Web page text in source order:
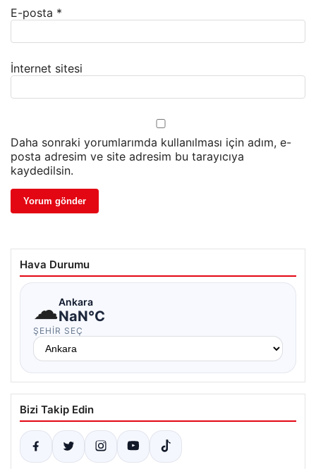
E-posta *
İnternet sitesi
Daha sonraki yorumlarımda kullanılması için adım, e-
posta adresim ve site adresim bu tarayıcıya
kaydedilsin.
Hava Durumu
☁Ankara
NaN°C
ŞEHIR SEÇ
Bizi Takip Edin